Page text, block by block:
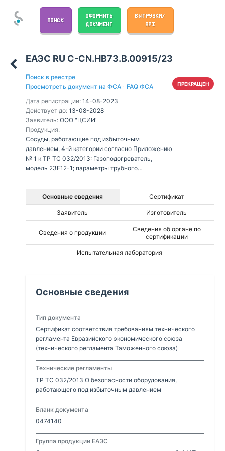
ПОИСК
ОФОРМИТЬ
ДОКУМЕНТ
ВЫГРУЗКА/
API
ЕАЭС RU С-CN.НВ73.В.00915/23
Поиск в реестре
Просмотреть документ на ФСА · FAQ ФСА
Дата регистрации: 14-08-2023
Действует до: 13-08-2028
Заявитель: ООО "ЦСИИ"
Продукция:
Сосуды, работающие под избыточным
давлением, 4-й категории согласно Приложению
№ 1 к ТР ТС 032/2013: Газоподогреватель,
модель 23F12-1; параметры трубного
(горючий газ); параметры межтрубного
пространства: вместимость 0,61 м³, расчетное
давление 0,5 МПа, рабочая среда жидкость/газ
ПРЕКРАЩЕН
Основные сведения Сертификат
Заявитель Изготовитель
Сведения о продукции
Сведения об органе по
сертификации
Испытательная лаборатория
Основные сведения
Тип документа
Сертификат соответствия требованиям технического
регламента Евразийского экономического союза
(технического регламента Таможенного союза)
Технические регламенты
ТР ТС 032/2013 О безопасности оборудования,
работающего под избыточным давлением
Бланк документа
0474140
Группа продукции ЕАЭС